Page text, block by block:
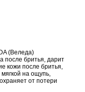
(Веледа)
после бритья, дарит
кожи после бритья,
на ощупь,
от потери